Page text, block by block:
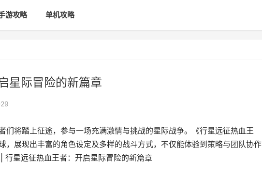
游攻略 单机攻略
星际冒险的新篇章
们将踏上征途，参与一场充满激情与挑战的星际战争。《行星远征热血王
，展现出丰富的角色设定及多样的战斗方式，不仅能体验到策略与团队协作
行星远征热血王者：开启星际冒险的新篇章